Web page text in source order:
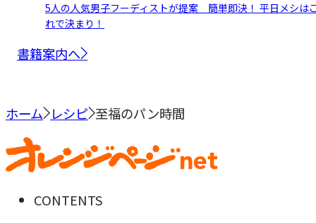
5人の人気男子フーディストが提案 簡単即決！ 平日メシは
れで決まり！
書籍案内へ
ホーム レシピ 至福のパン時間
CONTENTS